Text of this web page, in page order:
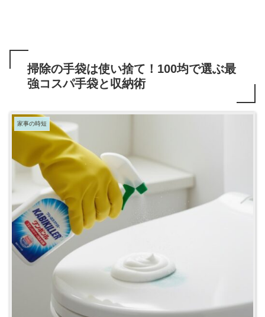
掃除の手袋は使い捨て！100均で選ぶ最
強コスパ手袋と収納術
家事の時短